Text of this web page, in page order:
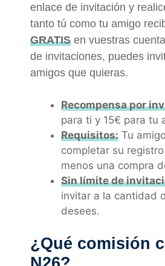
enlace de invitación y
tanto tú como tu amigo
GRATIS en vuestras
de invitaciones, puedes
amigos que quieras.
Recompensa por
para ti y 15€ para tu
Requisitos: Tu
completar su
menos una compra
Sin límite de
invitar a la cantidad
desees.
¿Qué comisión